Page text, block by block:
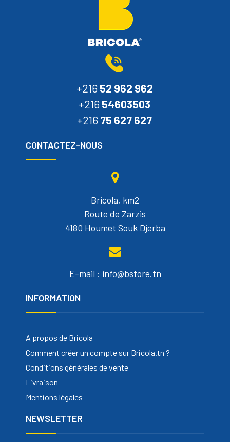
+216 52 962 962
+216 54603503
+216 75 627 627
CONTACTEZ-NOUS
Bricola, km2
Route de Zarzis
4180 Houmet Souk Djerba
E-mail : info@bstore.tn
INFORMATION
A propos de Bricola
Comment créer un compte sur Bricola.tn ?
Conditions générales de vente
Livraison
Mentions légales
NEWSLETTER